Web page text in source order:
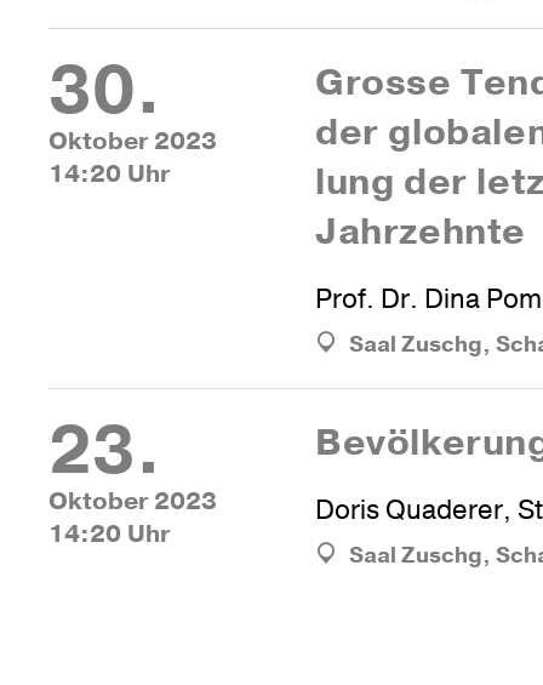
30.
Oktober 2023
14:20 Uhr
Grosse
der
lung der
Jahrzehnte
Prof. Dr. Dina
Saal Zuschg,
23.
Oktober 2023
14:20 Uhr
Doris Quaderer,
Saal Zuschg,